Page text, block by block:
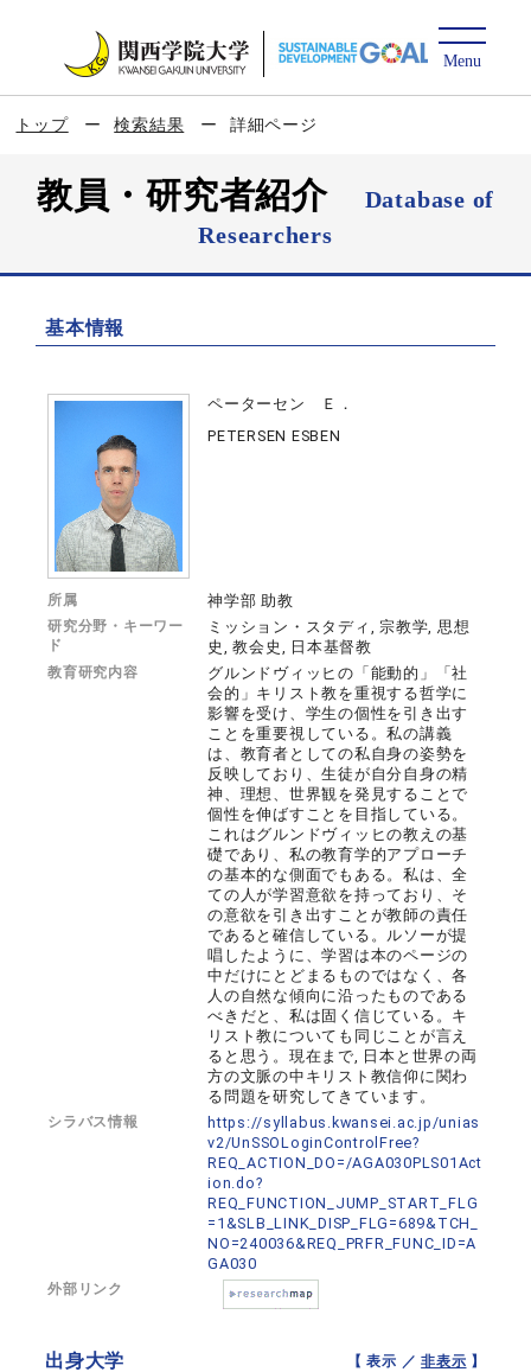
トップ 検索結果 詳細ページ
教員・研究者紹介
Database of
Researchers
基本情報
ペーターセン Ｅ．
PETERSEN ESBEN
所属 神学部 助教
研究分野・キーワー
ド
ミッション・スタディ, 宗教学, 思想
史, 教会史, 日本基督教
教育研究内容
グルンドヴィッヒの「能動的」「社
会的」キリスト教を重視する哲学に
影響を受け、学生の個性を引き出す
ことを重要視している。私の講義
は、教育者としての私自身の姿勢を
反映しており、生徒が自分自身の精
神、理想、世界観を発見することで
個性を伸ばすことを目指している。
これはグルンドヴィッヒの教えの基
礎であり、私の教育学的アプローチ
の基本的な側面でもある。私は、全
ての人が学習意欲を持っており、そ
の意欲を引き出すことが教師の責任
であると確信している。ルソーが提
唱したように、学習は本のページの
中だけにとどまるものではなく、各
人の自然な傾向に沿ったものである
べきだと、私は固く信じている。キ
リスト教についても同じことが言え
ると思う。現在まで, 日本と世界の両
方の文脈の中キリスト教信仰に関わ
る問題を研究してきています。
シラバス情報
https://syllabus.kwansei.ac.jp/unias
v2/UnSSOLoginControlFree?
REQ_ACTION_DO=/AGA030PLS01Act
ion.do?
REQ_FUNCTION_JUMP_START_FLG
=1&SLB_LINK_DISP_FLG=689&TCH_
NO=240036&REQ_PRFR_FUNC_ID=A
GA030
外部リンク
出身大学 【 表示 ／非表示 】